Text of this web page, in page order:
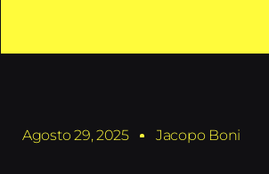
Agosto 29, 2025 Jacopo Boni